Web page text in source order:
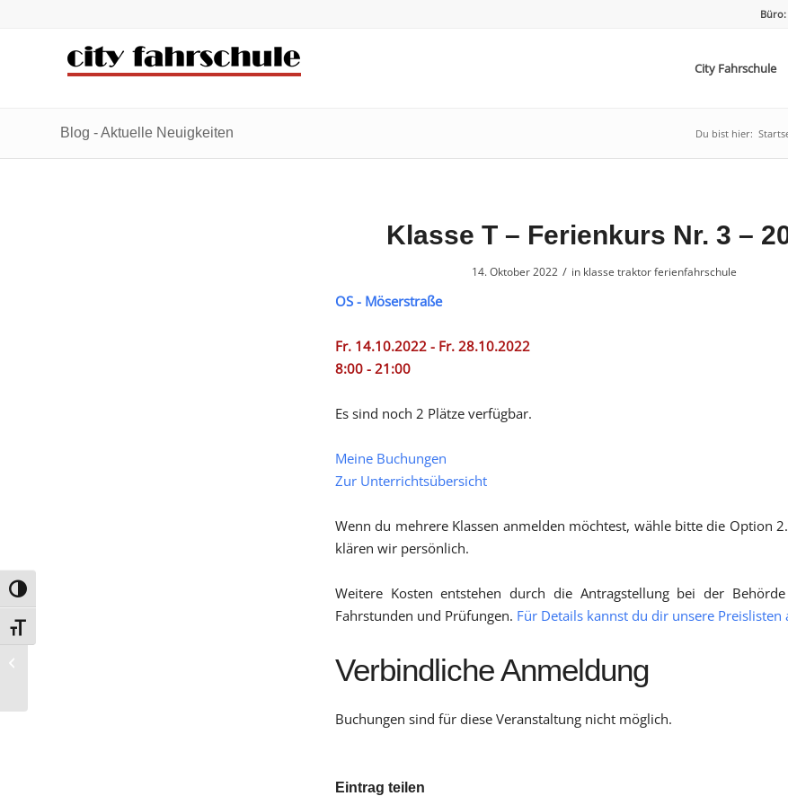
Umschalten auf hohe Kontraste
Schrift vergrößern
Büro:
City Fahrschule
Blog - Aktuelle Neuigkeiten Du bist hier:
Klasse T – Ferienkurs Nr. 3 –
14. Oktober 2022 / in klasse traktor ferienfahrschule
OS - Möserstraße
Fr. 14.10.2022 - Fr. 28.10.2022
8:00 - 21:00
Es sind noch 2 Plätze verfügbar.
Meine Buchungen
Zur Unterrichtsübersicht
Wenn du mehrere Klassen anmelden möchtest, wähle bitte die Option
klären wir persönlich.
Weitere Kosten entstehen durch die Antragstellung bei der
Fahrstunden und Prüfungen. Für Details kannst du dir unsere Preislisten
Verbindliche Anmeldung
Buchungen sind für diese Veranstaltung nicht möglich.
Eintrag teilen